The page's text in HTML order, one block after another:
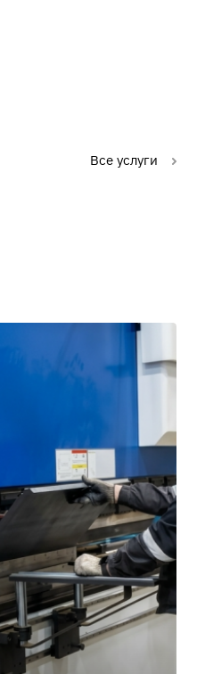
Все услуги